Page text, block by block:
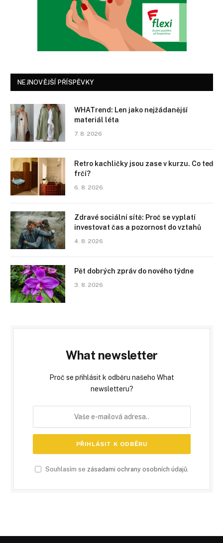
NEJNOVĚJŠÍ PŘÍSPĚVKY
WHATrend: Len jako nejžádanější
materiál léta
7. 8. 2026
Retro kachličky jsou zase v kurzu. Co teď
frčí?
6. 8. 2026
Zdravé sociální sítě: Proč se vyplatí
investovat čas a pozornost do vztahů
4. 8. 2026
Pět dobrých zpráv do nového týdne
3. 8. 2026
What newsletter
Proč se přihlásit k odběru našeho What
newsletteru?
Souhlasím se zásadami ochrany osobních údajů